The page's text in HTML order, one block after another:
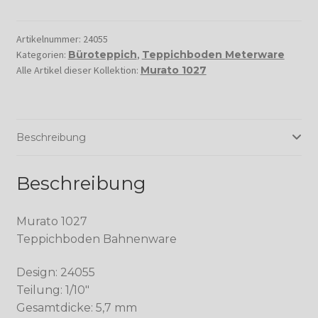
Artikelnummer: 24055
Kategorien: Büroteppich, Teppichboden Meterware
Alle Artikel dieser Kollektion: Murato 1027
Beschreibung
Beschreibung
Murato 1027
Teppichboden Bahnenware
Design: 24055
Teilung: 1/10″
Gesamtdicke: 5,7 mm